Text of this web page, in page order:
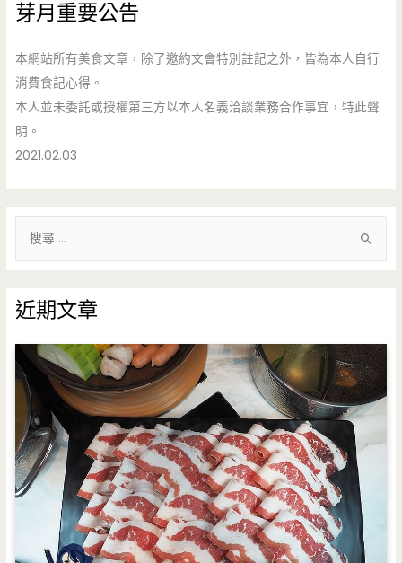
芽月重要公告
本網站所有美食文章，除了邀約文會特別註記之外，皆為本人自行
消費食記心得。
本人並未委託或授權第三方以本人名義洽談業務合作事宜，特此聲
明。
2021.02.03
鍵
字
:
近期文章